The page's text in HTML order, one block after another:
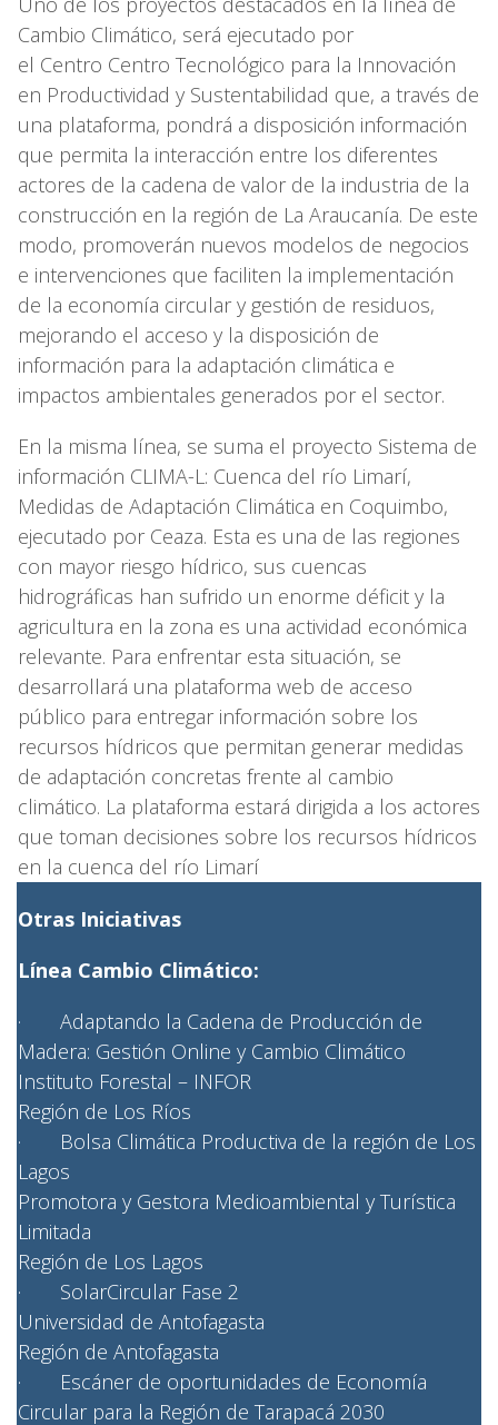
Cambio Climático, será ejecutado por
el Centro Centro Tecnológico para la Innovación
en Productividad y Sustentabilidad que, a través de
una plataforma, pondrá a disposición información
que permita la interacción entre los diferentes
actores de la cadena de valor de la industria de la
construcción en la región de La Araucanía. De este
modo, promoverán nuevos modelos de negocios
e intervenciones que faciliten la implementación
de la economía circular y gestión de residuos,
mejorando el acceso y la disposición de
información para la adaptación climática e
impactos ambientales generados por el sector.
En la misma línea, se suma el proyecto Sistema de
información CLIMA-L: Cuenca del río Limarí,
Medidas de Adaptación Climática en Coquimbo,
ejecutado por Ceaza. Esta es una de las regiones
con mayor riesgo hídrico, sus cuencas
hidrográficas han sufrido un enorme déficit y la
agricultura en la zona es una actividad económica
relevante. Para enfrentar esta situación, se
desarrollará una plataforma web de acceso
público para entregar información sobre los
recursos hídricos que permitan generar medidas
de adaptación concretas frente al cambio
climático. La plataforma estará dirigida a los actores
que toman decisiones sobre los recursos hídricos
en la cuenca del río Limarí
Otras Iniciativas
Línea Cambio Climático:
· Adaptando la Cadena de Producción de
Madera: Gestión Online y Cambio Climático
Instituto Forestal – INFOR
Región de Los Ríos
· Bolsa Climática Productiva de la región de Los
Lagos
Promotora y Gestora Medioambiental y Turística
Limitada
Región de Los Lagos
· SolarCircular Fase 2
Universidad de Antofagasta
Región de Antofagasta
· Escáner de oportunidades de Economía
Circular para la Región de Tarapacá 2030